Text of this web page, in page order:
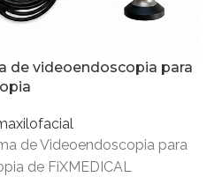
de videoendoscopia para
de Videoendoscopia para
de FiXMEDICAL